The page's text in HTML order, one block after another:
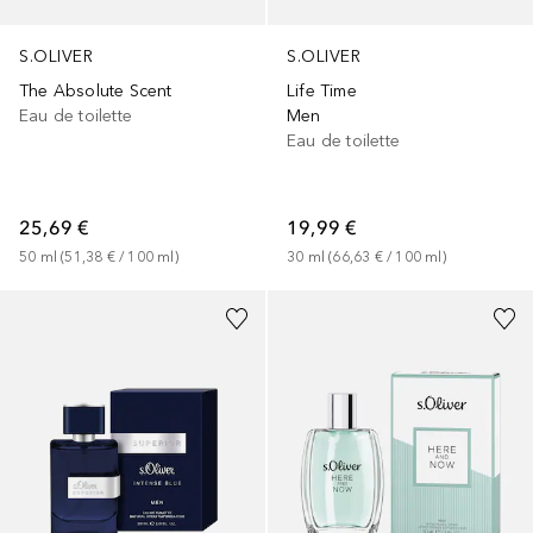
S.OLIVER
The Absolute Scent
Eau de toilette
25,69 €
50 ml (51,38 € / 100 ml )
S.OLIVER
Life Time
Men
Eau de toilette
19,99 €
30 ml (66,63 € / 100 ml )